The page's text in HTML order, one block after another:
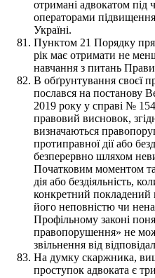
отримані адвокатом під
операторами підвищення
Україні.
Пунктом 21 Порядку
рік має отримати не
навчання з питань
В обґрунтування своєї
послався на постанову
2019 року у справі №
правовий висновок,
визначаються
протиправної дії або
безперервно шляхом
Початковим моментом
дія або бездіяльність,
конкретний покладений
його неповністю чи
Профільному законі
правопорушення» не
звільнення від
На думку скаржника,
проступок адвоката є